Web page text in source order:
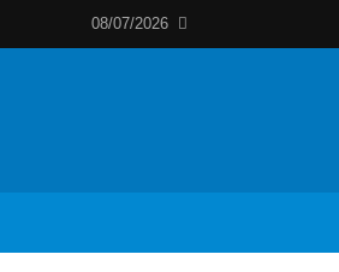
08/07/2026